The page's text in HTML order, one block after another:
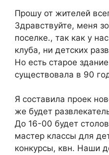
Прошу от жителей
Здравствуйте, меня
поселке., так как у
клуба, ни детских
Но есть старое
существовала в 90
Я составила проек
же будет
До 16-00 будет
мастер классы для
конкурсы, квн. Наши